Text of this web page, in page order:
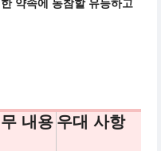
약속에 동참할 유능하고
내용 우대 사항